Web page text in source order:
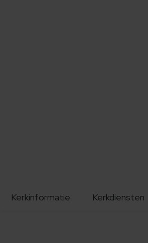
Kerkinformatie Kerkdiensten